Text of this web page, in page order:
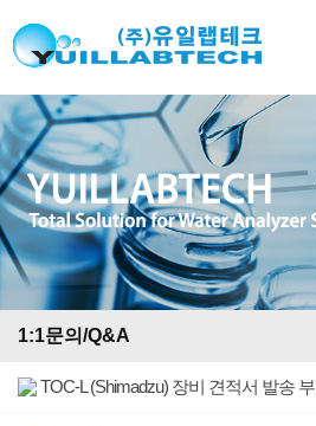
1:1문의/Q&A
TOC-L (Shimadzu) 장비 견적서 발송